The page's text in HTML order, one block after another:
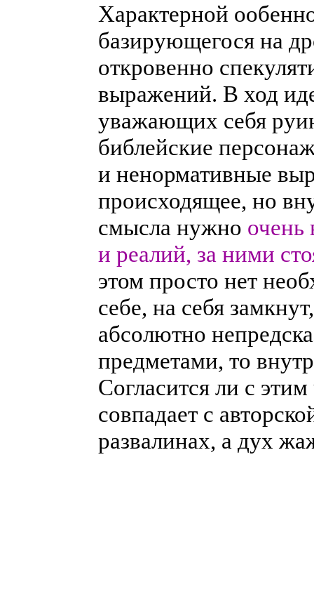
Характерной
базирующегося на
откровенно
выражений. В ход
уважающих себя
библейские
и ненормативные
происходящее, но
смысла нужно очень
и реалий, за ними
этом просто нет
себе, на себя
абсолютно
предметами, то
Согласится ли с
совпадает с
развалинах, а дух